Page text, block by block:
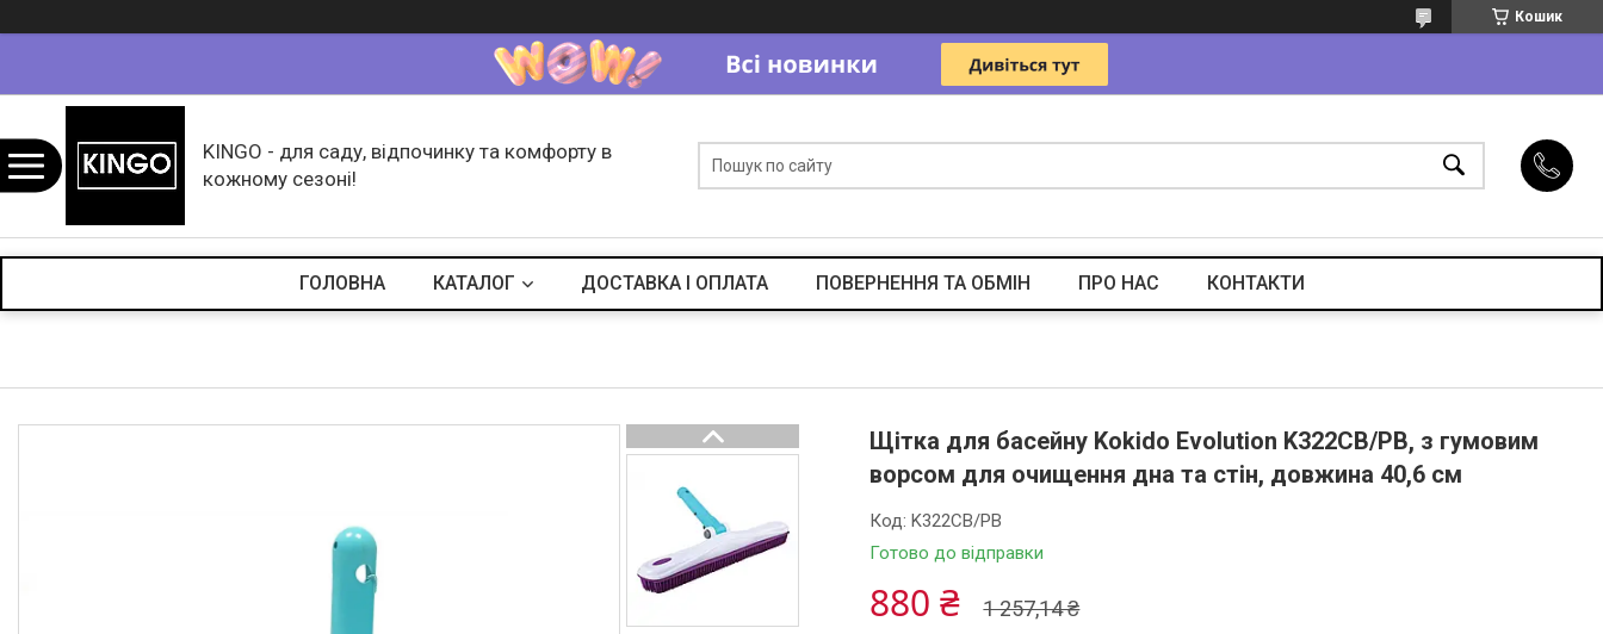
Кошик
KINGO - для саду, відпочинку та комфорту в
кожному сезоні!
ГОЛОВНА КАТАЛОГ ДОСТАВКА І ОПЛАТА ПОВЕРНЕННЯ ТА ОБМІН ПРО НАС КОНТАКТИ
Щітка для басейну Kokido Evolution K322CB/PB, з гумовим
ворсом для очищення дна та стін, довжина 40,6 см
Готово до відправки
Код:K322CB/PB
1 257,14 ₴
880 ₴